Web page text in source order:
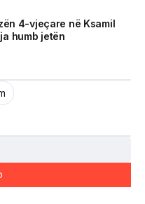
Vrojtuesit është
dhe një pasqyrë reale të
4-vjeçare në Ksamil
humb jetën